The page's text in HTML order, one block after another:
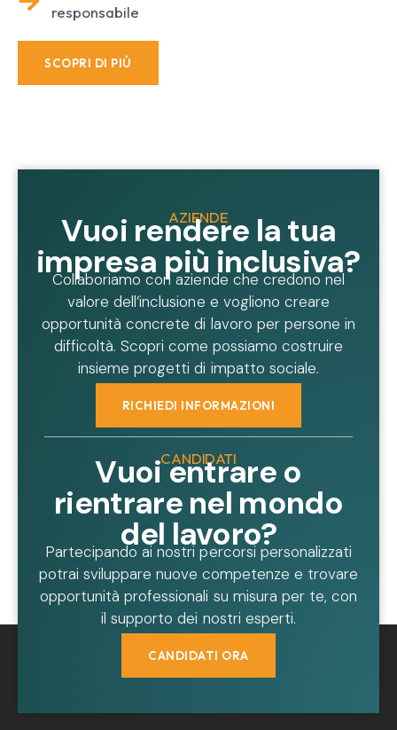
responsabile
SCOPRI DI PIÙ
AZIENDE
Vuoi rendere la tua
impresa più inclusiva?
Collaboriamo con aziende che credono nel
valore dell’inclusione e vogliono creare
opportunità concrete di lavoro per persone in
difficoltà. Scopri come possiamo costruire
insieme progetti di impatto sociale.
RICHIEDI INFORMAZIONI
CANDIDATI
Vuoi entrare o
rientrare nel mondo
del lavoro?
Partecipando ai nostri percorsi personalizzati
potrai sviluppare nuove competenze e trovare
opportunità professionali su misura per te, con
il supporto dei nostri esperti.
CANDIDATI ORA